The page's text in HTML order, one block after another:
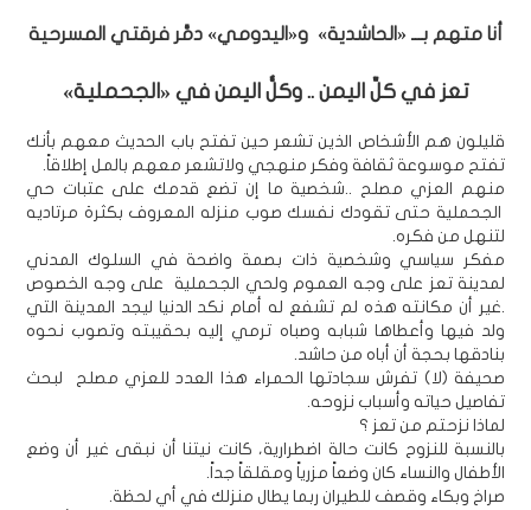
أنا متهم بـــ «الحاشدية» و«اليدومي» دمَّر فرقتي المسرحية
تعز في كلِّ اليمن .. وكلُّ اليمن في «الجحملية»
قليلون هم الأشخاص الذين تشعر حين تفتح باب الحديث معهم بأنك
تفتح موسوعة ثقافة وفكر منهجي ولاتشعر معهم بالمل إطلاقاً.
منهم العزي مصلح ..شخصية ما إن تضع قدمك على عتبات حي
الجحملية حتى تقودك نفسك صوب منزله المعروف بكثرة مرتاديه
لتنهل من فكره.
مفكر سياسي وشخصية ذات بصمة واضحة في السلوك المدني
لمدينة تعز على وجه العموم ولحي الجحملية على وجه الخصوص
.غير أن مكانته هذه لم تشفع له أمام نكد الدنيا ليجد المدينة التي
ولد فيها وأعطاها شبابه وصباه ترمي إليه بحقيبته وتصوب نحوه
بنادقها بحجة أن أباه من حاشد.
صحيفة (لا) تفرش سجادتها الحمراء هذا العدد للعزي مصلح لبحث
تفاصيل حياته وأسباب نزوحه.
لماذا نزحتم من تعز ؟
بالنسبة للنزوح كانت حالة اضطرارية، كانت نيتنا أن نبقى غير أن وضع
الأطفال والنساء كان وضعاً مزرياً ومقلقاً جداً.
صراخ وبكاء وقصف للطيران ربما يطال منزلك في أي لحظة.